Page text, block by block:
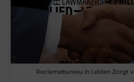
Reclamebureau in Leiden Zorgt